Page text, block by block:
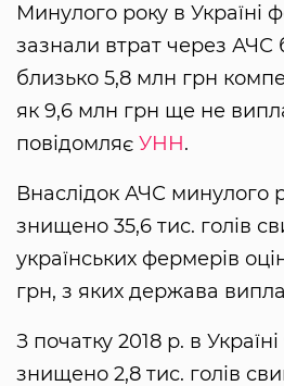
Минулого року в
зазнали втрат через АЧС
близько 5,8 млн грн
як 9,6 млн грн ще не
повідомляє УНН.
Внаслідок АЧС минулого
знищено 35,6 тис. голів
українських фермерів
грн, з яких держава
З початку 2018 р. в
знищено 2,8 тис. голів